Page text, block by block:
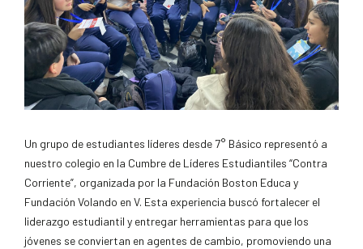
Un grupo de estudiantes líderes desde 7° Básico representó a
nuestro colegio en la Cumbre de Líderes Estudiantiles “Contra
Corriente”, organizada por la Fundación Boston Educa y
Fundación Volando en V. Esta experiencia buscó fortalecer el
liderazgo estudiantil y entregar herramientas para que los
jóvenes se conviertan en agentes de cambio, promoviendo una